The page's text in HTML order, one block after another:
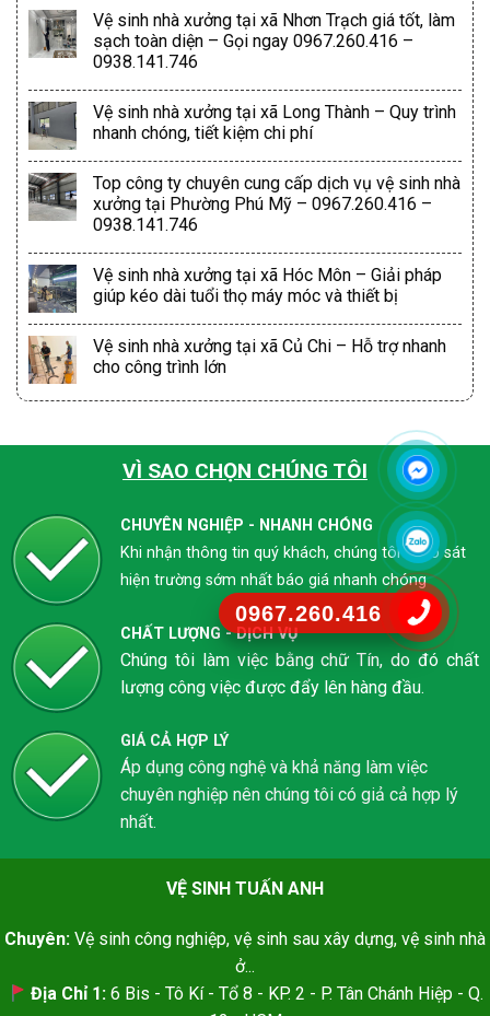
0967.260.416
Vệ sinh nhà xưởng tại xã Nhơn Trạch giá tốt, làm
sạch toàn diện – Gọi ngay 0967.260.416 –
0938.141.746
Vệ sinh nhà xưởng tại xã Long Thành – Quy trình
nhanh chóng, tiết kiệm chi phí
Top công ty chuyên cung cấp dịch vụ vệ sinh nhà
xưởng tại Phường Phú Mỹ – 0967.260.416 –
0938.141.746
Vệ sinh nhà xưởng tại xã Hóc Môn – Giải pháp
giúp kéo dài tuổi thọ máy móc và thiết bị
Vệ sinh nhà xưởng tại xã Củ Chi – Hỗ trợ nhanh
cho công trình lớn
VÌ SAO CHỌN CHÚNG TÔI
CHUYÊN NGHIỆP - NHANH CHÓNG
Khi nhận thông tin quý khách, chúng tôi khảo sát
hiện trường sớm nhất báo giá nhanh chóng
CHẤT LƯỢNG - DỊCH VỤ
Chúng tôi làm việc bằng chữ Tín, do đó chất
lượng công việc được đẩy lên hàng đầu.
GIÁ CẢ HỢP LÝ
Áp dụng công nghệ và khả năng làm việc
chuyên nghiệp nên chúng tôi có giả cả hợp lý
nhất.
VỆ SINH TUẤN ANH
Chuyên: Vệ sinh công nghiệp, vệ sinh sau xây dựng, vệ sinh nhà
ở...
Địa Chỉ 1: 6 Bis - Tô Kí - Tổ 8 - KP. 2 - P. Tân Chánh Hiệp - Q.